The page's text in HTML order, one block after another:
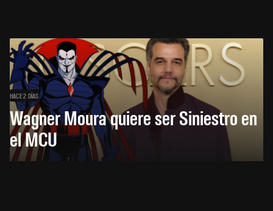
HACE 2 DÍAS
Wagner Moura quiere ser Siniestro en
el MCU